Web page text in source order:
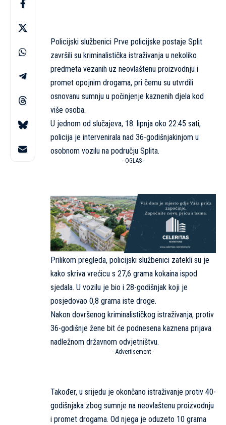
Policijski službenici Prve policijske postaje Split
završili su kriminalistička istraživanja u nekoliko
predmeta vezanih uz neovlaštenu proizvodnju i
promet opojnim drogama, pri čemu su utvrdili
osnovanu sumnju u počinjenje kaznenih djela kod
više osoba.
U jednom od slučajeva, 18. lipnja oko 22:45 sati,
policija je intervenirala nad 36-godišnjakinjom u
osobnom vozilu na području Splita.
- OGLAS -
Prilikom pregleda, policijski službenici zatekli su je
kako skriva vrećicu s 27,6 grama kokaina ispod
sjedala. U vozilu je bio i 28-godišnjak koji je
posjedovao 0,8 grama iste droge.
Nakon dovršenog kriminalističkog istraživanja, protiv
36-godišnje žene bit će podnesena kaznena prijava
nadležnom državnom odvjetništvu.
- Advertisement -
Također, u srijedu je okončano istraživanje protiv 40-
godišnjaka zbog sumnje na neovlaštenu proizvodnju
i promet drogama. Od njega je oduzeto 10 grama